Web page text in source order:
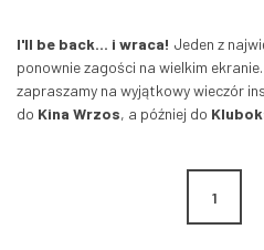
I'll be back... i wraca! Jeden z
ponownie zagości na wielkim
zapraszamy na wyjątkowy wieczór
do Kina Wrzos, a później do
1